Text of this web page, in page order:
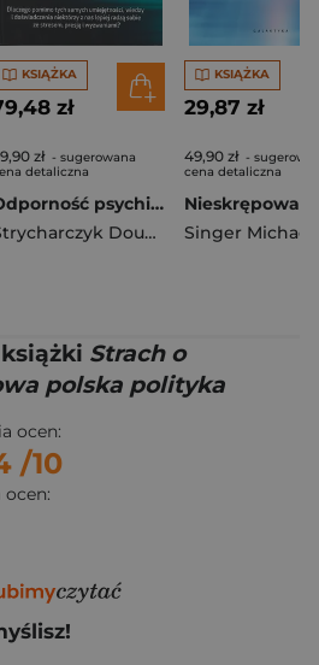
KSIĄŻKA
zł
zł - sugerowana
detaliczna
Odporność psychiczna. Strategie i narzędzia rozwoju
Strycharczyk Doug
Clough Peter
KSIĄŻKA
29,87 zł
49,90 zł -
cena detaliczna
Singer Michael
Strach o
polska polityka
ocen:
/10
ocen: